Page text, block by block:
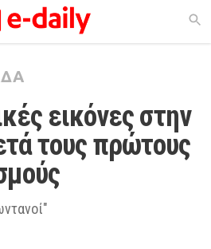
εικόνες στην
τους πρώτους